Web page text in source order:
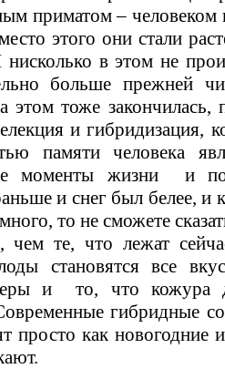
приматом – человеком
этого они стали
в этом не
больше прежней
этом тоже закончилась,
и гибридизация,
памяти человека
моменты жизни
и
и снег был белее,
то не сможете
чем те, что лежат
становятся все
и
то, что кожура
гибридные
просто как новогодние